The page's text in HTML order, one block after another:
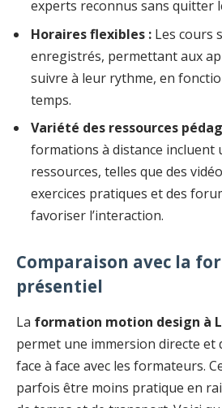
experts reconnus sans quitter
Horaires flexibles : Les cours
enregistrés, permettant aux
suivre à leur rythme, en
temps.
Variété des ressources
formations à distance incluent
ressources, telles que des
exercices pratiques et des
favoriser l’interaction.
Comparaison avec la
présentiel
La formation motion design à
permet une immersion directe et
face à face avec les formateurs.
parfois être moins pratique en